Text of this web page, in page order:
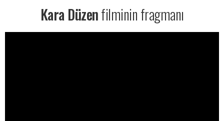
Kara Düzenfilminin fragmanı